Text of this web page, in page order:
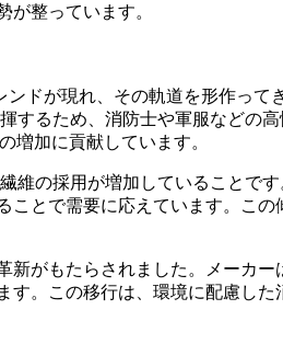
整っています。
ドが現れ、その軌道を形作っ
するため、消防士や軍服などの
増加に貢献しています。
維の採用が増加していることで
とで需要に応えています。こ
がもたらされました。メーカ
。この移行は、環境に配慮し